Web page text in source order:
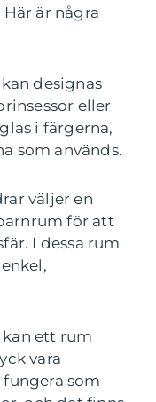
är några
designas
eller
i färgerna,
som används.
väljer en
för att
I dessa rum
kan ett rum
vara
fungera som